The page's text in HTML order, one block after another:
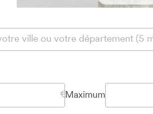
Maximum